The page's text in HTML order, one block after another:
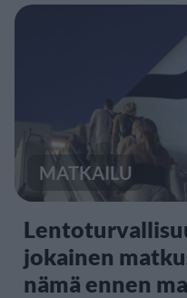
MATKAILU
jokainen
nämä ennen